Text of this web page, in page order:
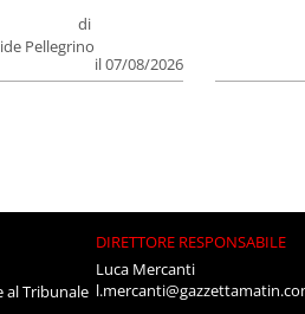
di
Pellegrino
il 07/08/2026
al Tribunale
DIRETTORE RESPONSABILE
Luca Mercanti